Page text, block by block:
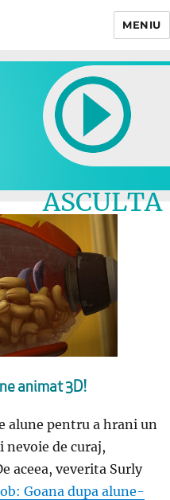
MENIU
ASCULTA
LIVE
animat 3D!
alune pentru a hrani un
nevoie de curaj,
aceea, veverita Surly
Goana dupa alune-